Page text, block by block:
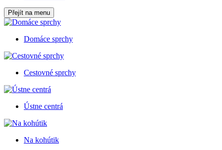
Přejít na menu
Domáce sprchy
Cestovné sprchy
Ústne centrá
Na kohútik